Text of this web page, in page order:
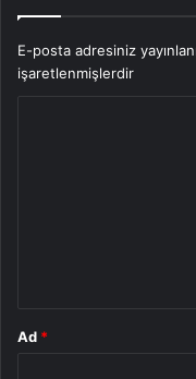
E-posta adresiniz
işaretlenmişlerdir
Ad *